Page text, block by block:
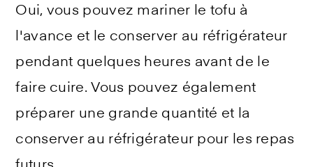
Oui, vous pouvez mariner le tofu à
l'avance et le conserver au réfrigérateur
pendant quelques heures avant de le
faire cuire. Vous pouvez également
préparer une grande quantité et la
conserver au réfrigérateur pour les repas